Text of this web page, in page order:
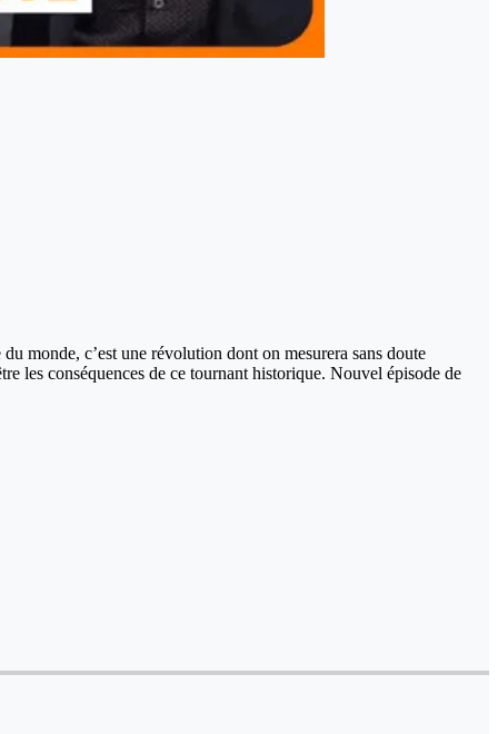
monde, c’est une révolution dont on mesurera sans doute
les conséquences de ce tournant historique. Nouvel épisode de